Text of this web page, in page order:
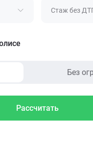
Стаж без
Без
Рассчитать